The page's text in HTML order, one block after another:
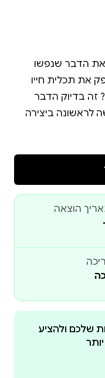
הדבר שנפשו
את תכלית חייו
זה בדיוק הדבר
לראשונה ביצירה
הספר לאנושות
, המכיל עשרות
של המשוררת,
להתקרב לבורא
לכך, זו יצירה על
שיר אחרי שיר,
לעקרונות
הרוחני ולקחת
הוצאה
שלכם ולהציע